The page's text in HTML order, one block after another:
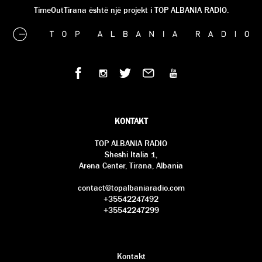
TimeOutTirana është një projekt i TOP ALBANIA RADIO.
KONTAKT
TOP ALBANIA RADIO
Sheshi Italia 1,
Arena Center, Tirana, Albania
contact@topalbaniaradio.com
+35542247492
+35542247299
Kontakt